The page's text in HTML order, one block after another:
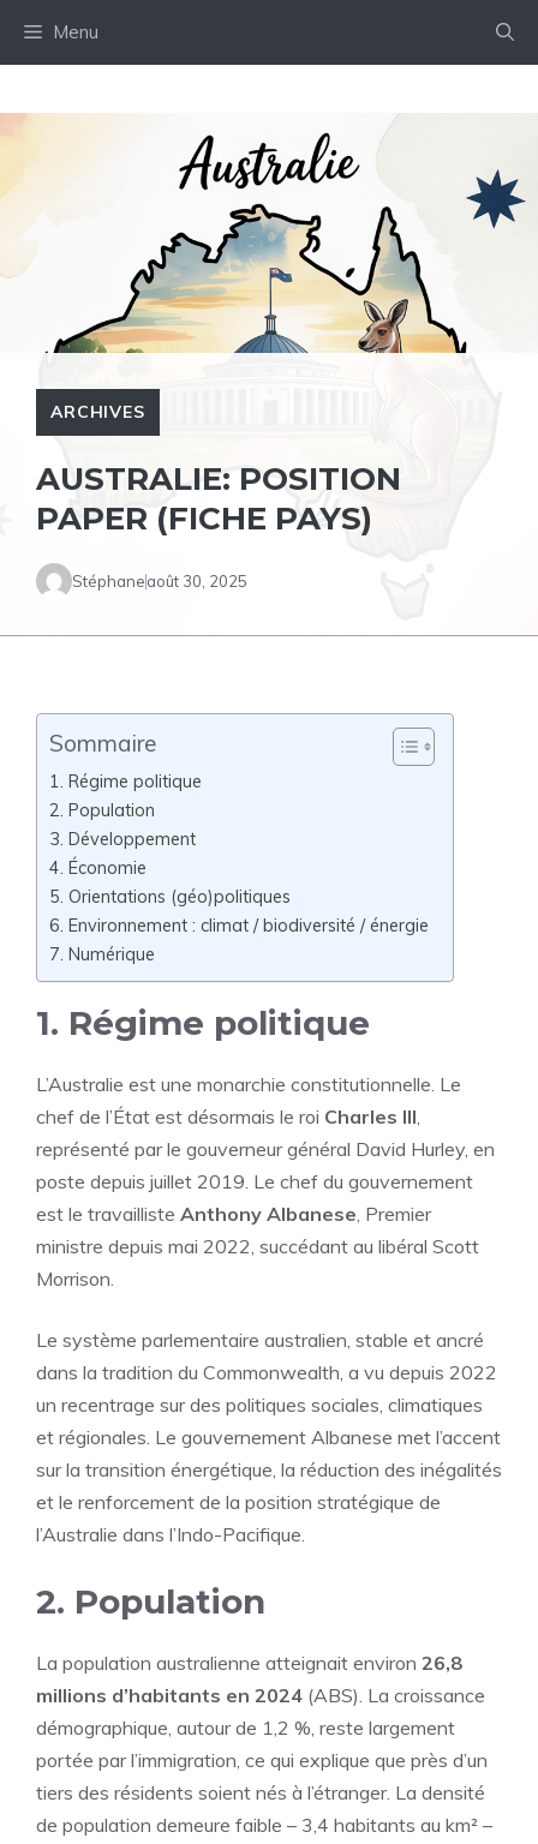
Menu
ARCHIVES
AUSTRALIE: POSITION
PAPER (FICHE PAYS)
Stéphaneaoût 30, 2025
Sommaire
1. Régime politique
2. Population
3. Développement
4. Économie
5. Orientations (géo)politiques
6. Environnement : climat / biodiversité / énergie
7. Numérique
1. Régime politique
L’Australie est une monarchie constitutionnelle. Le
chef de l’État est désormais le roi Charles III,
représenté par le gouverneur général David Hurley, en
poste depuis juillet 2019. Le chef du gouvernement
est le travailliste Anthony Albanese, Premier
ministre depuis mai 2022, succédant au libéral Scott
Morrison.
Le système parlementaire australien, stable et ancré
dans la tradition du Commonwealth, a vu depuis 2022
un recentrage sur des politiques sociales, climatiques
et régionales. Le gouvernement Albanese met l’accent
sur la transition énergétique, la réduction des inégalités
et le renforcement de la position stratégique de
l’Australie dans l’Indo-Pacifique.
2. Population
La population australienne atteignait environ 26,8
millions d’habitants en 2024 (ABS). La croissance
démographique, autour de 1,2 %, reste largement
portée par l’immigration, ce qui explique que près d’un
tiers des résidents soient nés à l’étranger. La densité
de population demeure faible – 3,4 habitants au km² –